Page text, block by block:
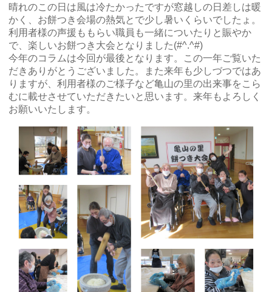
晴れのこの日は風は冷たかったですが窓越しの日差しは暖
かく、お餅つき会場の熱気とで少し暑いくらいでしたょ。
利用者様の声援ももらい職員も一緒についたりと賑やか
で、楽しいお餅つき大会となりました(#^.^#)
今年のコラムは今回が最後となります。この一年ご覧いた
だきありがとうございました。また来年も少しづつではあ
りますが、利用者様のご様子など亀山の里の出来事をこら
むに載せさせていただきたいと思います。来年もよろしく
お願いいたします。